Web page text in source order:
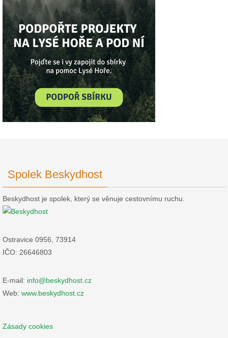
Spolek Beskydhost
Beskydhost je spolek, který se věnuje cestovnímu ruchu.
Ostravice 0956, 73914
IČO: 26646803
E-mail: info@beskydhost.cz
Web: www.beskydhost.cz
Zásady cookies